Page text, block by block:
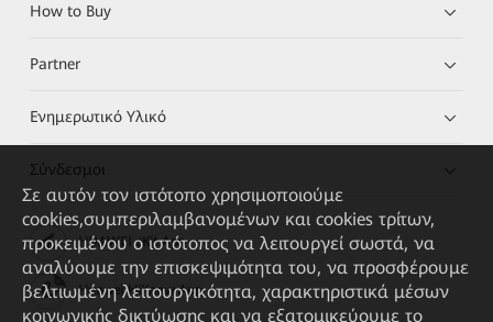
How to Buy
Partner
Ενημερωτικό Υλικό
Σύνδεσμοι
HUAWEI eKit App
Huawei HiKnow App
Σε αυτόν τον ιστότοπο χρησιμοποιούμε
cookies,συμπεριλαμβανομένων και cookies τρίτων,
προκειμένου ο ιστότοπος να λειτουργεί σωστά, να
αναλύουμε την επισκεψιμότητα του, να προσφέρουμε
βελτιωμένη λειτουργικότητα, χαρακτηριστικά μέσων
κοινωνικής δικτύωσης και να εξατομικεύουμε το